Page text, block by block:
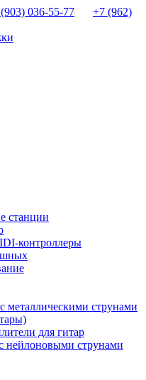
036-55-77
+7 (962)
станции
контроллеры
металлическими струнами
для гитар
нейлоновыми струнами